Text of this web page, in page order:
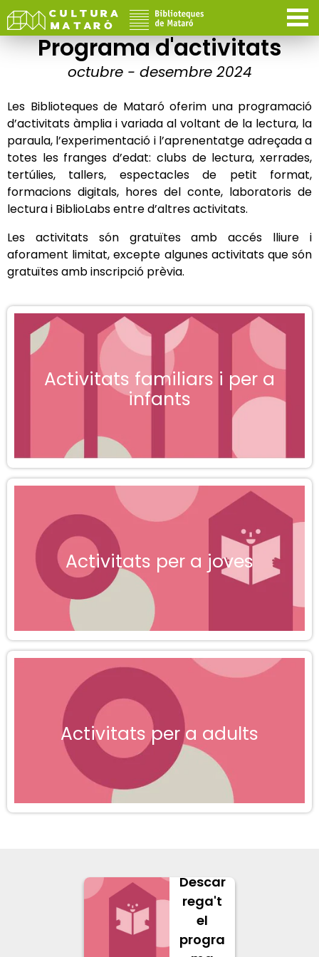
Programa d'activitats
octubre - desembre 2024
Les Biblioteques de Mataró oferim una programació
d’activitats àmplia i variada al voltant de la lectura, la
paraula, l’experimentació i l’aprenentatge adreçada a
totes les franges d’edat: clubs de lectura, xerrades,
tertúlies, tallers, espectacles de petit format,
formacions digitals, hores del conte, laboratoris de
lectura i BiblioLabs entre d’altres activitats.
Les activitats són gratuïtes amb accés lliure i
aforament limitat, excepte algunes activitats que són
gratuïtes amb inscripció prèvia.
Activitats familiars i per a
infants
Activitats per a joves
Activitats per a adults
Descar
rega't
el
progra